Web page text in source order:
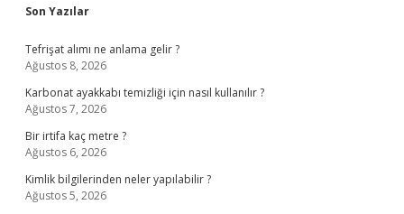
Sidebar
Son Yazılar
Tefrişat alımı ne anlama gelir ?
Ağustos 8, 2026
Karbonat ayakkabı temizliği için nasıl kullanılır ?
Ağustos 7, 2026
Bir irtifa kaç metre ?
Ağustos 6, 2026
Kimlik bilgilerinden neler yapılabilir ?
Ağustos 5, 2026